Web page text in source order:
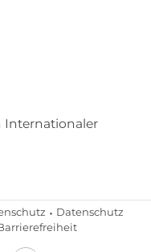
Internationaler
Datenschutz